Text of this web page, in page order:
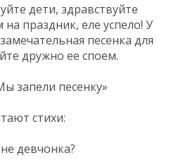
дети, здравствуйте
праздник, еле успело! У
песенка для
дружно ее споем.
запели песенку»
стихи:
девчонка?